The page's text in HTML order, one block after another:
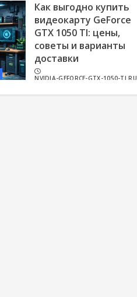
Как выгодно купить
видеокарту GeForce
GTX 1050 TI: цены,
советы и варианты
доставки
NVIDIA-GEFORCE-GTX-1050-TI.RU